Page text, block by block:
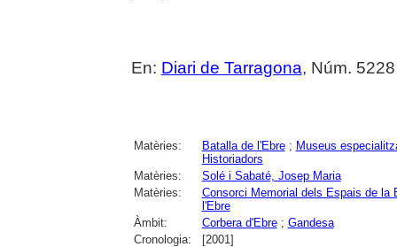
En: Diari de Tarragona, Núm.
Matèries: Batalla de l'Ebre; Museus
Historiadors
Matèries:
Solé i Sabaté, Josep Maria
Matèries:
Consorci Memorial dels Espais de la
l'Ebre
Àmbit:
Corbera d'Ebre; Gandesa
Cronologia:
[2001]